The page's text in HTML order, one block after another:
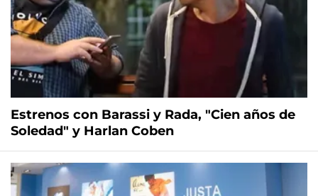
Estrenos con Barassi y Rada, "Cien años de
Soledad" y Harlan Coben